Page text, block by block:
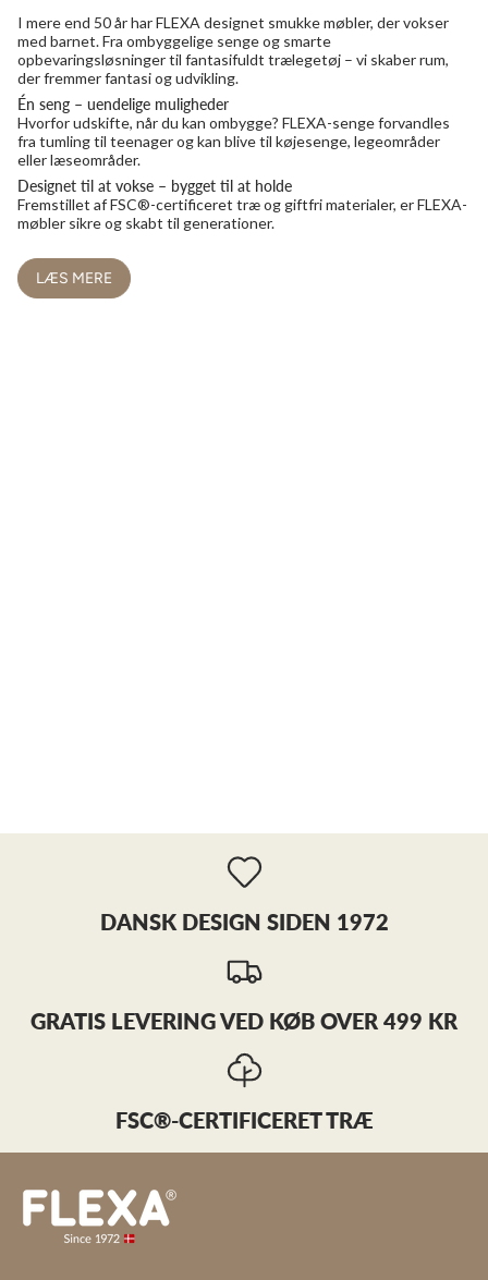
I mere end 50 år har FLEXA designet smukke møbler, der vokser
med barnet. Fra ombyggelige senge og smarte
opbevaringsløsninger til fantasifuldt trælegetøj – vi skaber rum,
der fremmer fantasi og udvikling.
Én seng – uendelige muligheder
Hvorfor udskifte, når du kan ombygge? FLEXA-senge forvandles
fra tumling til teenager og kan blive til køjesenge, legeområder
eller læseområder.
Designet til at vokse – bygget til at holde
Fremstillet af FSC®-certificeret træ og giftfri materialer, er FLEXA-
møbler sikre og skabt til generationer.
LÆS MERE
DANSK DESIGN SIDEN 1972
GRATIS LEVERING VED KØB OVER 499 KR
FSC®-CERTIFICERET TRÆ